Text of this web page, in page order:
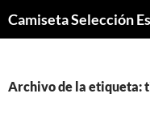
Camiseta Selección
Archivo de la etiqueta: